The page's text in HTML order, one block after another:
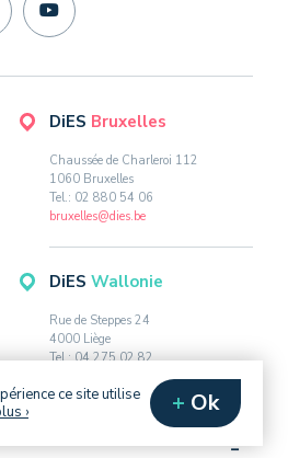
DiES Bruxelles
Chaussée de Charleroi 112
1060 Bruxelles
Tel.: 02 880 54 06
bruxelles@dies.be
DiES Wallonie
Rue de Steppes 24
4000 Liège
Tel.: 04 275 02 82
ce site utilise
› Ok